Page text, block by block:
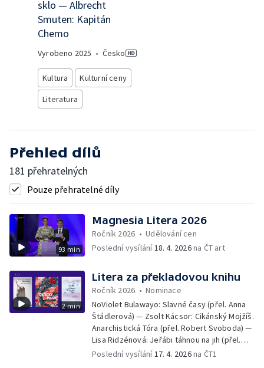
sklo — Albrecht
Smuten: Kapitán
Chemo
Vyrobeno 2025 • Česko
Kultura
Kulturní ceny
Literatura
Přehled dílů
181 přehratelných
Pouze přehratelné díly
93 min
Magnesia Litera 2026
Ročník 2026 •Udělování cen
Poslední vysílání18. 4. 2026na ČT art
2 min
Litera za překladovou knihu
Ročník 2026 •Nominace
NoViolet Bulawayo: Slavné časy (přel. Anna
Štádlerová) — Zsolt Kácsor: Cikánský Mojžíš.
Anarchistická Tóra (přel. Robert Svoboda) —
Lisa Ridzénová: Jeřábi táhnou na jih (přel.
Linda Kaprová)
Poslední vysílání17. 4. 2026na ČT1